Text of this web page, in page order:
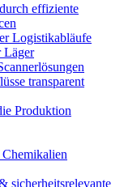
effiziente
Logistikabläufe
Läger
transparent
Produktion
sicherheitsrelevante